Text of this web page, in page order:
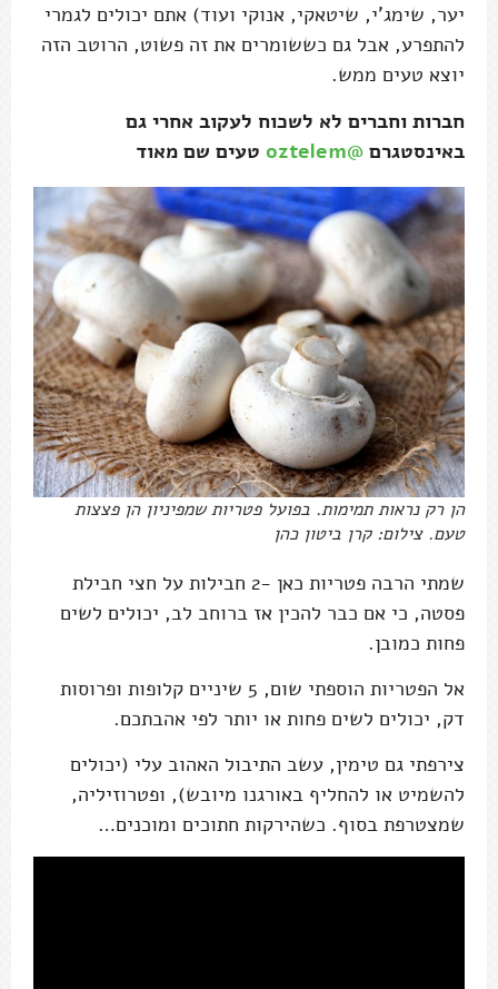
יער, שימג'י, שיטאקי, אנוקי ועוד) אתם יכולים לגמרי
להתפרע, אבל גם כששומרים את זה פשוט, הרוטב הזה
יוצא טעים ממש.
חברות וחברים לא לשכוח לעקוב אחרי גם
באינסטגרם @oztelem טעים שם מאוד
הן רק נראות תמימות. בפועל פטריות שמפיניון הן פצצות
טעם. צילום: קרן ביטון כהן
שמתי הרבה פטריות כאן -2 חבילות על חצי חבילת
פסטה, כי אם כבר להכין אז ברוחב לב, יכולים לשים
פחות כמובן.
אל הפטריות הוספתי שום, 5 שיניים קלופות ופרוסות
דק, יכולים לשים פחות או יותר לפי אהבתכם.
צירפתי גם טימין, עשב התיבול האהוב עלי (יכולים
להשמיט או להחליף באורגנו מיובש), ופטרוזיליה,
שמצטרפת בסוף. כשהירקות חתוכים ומוכנים…